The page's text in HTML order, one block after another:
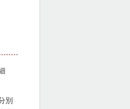
別